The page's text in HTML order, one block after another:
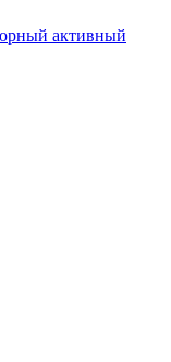
активный